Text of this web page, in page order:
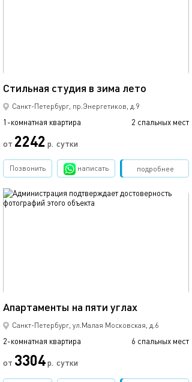
Стильная студия в зима лето
Санкт-Петербург, пр.Энергетиков, д.9
1-комнатная квартира 2 спальных мест
от 2242 р. сутки
подробнее
Позвонить написать Забронировать
Апартаменты на пяти углах
Санкт-Петербург, ул.Малая Московская, д.6
2-комнатная квартира 6 спальных мест
от 3304р. сутки
обновлено 09.09.2024